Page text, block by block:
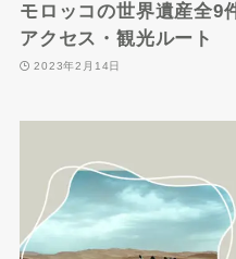
モロッコの世界遺産全9
アクセス・観光ルート
2023年2月14日